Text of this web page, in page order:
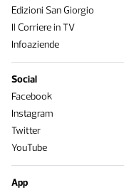
Edizioni San Giorgio
Il Corriere in TV
Infoaziende
Social
Facebook
Instagram
Twitter
YouTube
App